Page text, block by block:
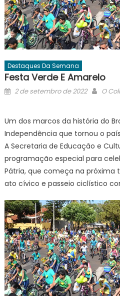
Destaques Da Semana
Festa Verde E Amarelo
Posted
2 de setembro de 2022 O
Um dos marcos da história do
Independência que tornou o
A Secretaria de Educação e
programação especial para
Pátria, que começa na próxima
ato cívico e passeio ciclístico